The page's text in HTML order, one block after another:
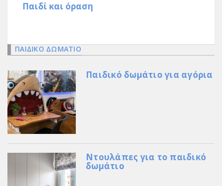
Παιδί και όραση
ΠΑΙΔΙΚΟ ΔΩΜΑΤΙΟ
Παιδικό δωμάτιο για αγόρια
Ντουλάπες για το παιδικό
δωμάτιο